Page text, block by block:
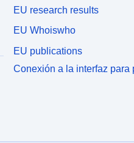
EU research results
EU Whoiswho
EU publications
Conexión a la interfaz para